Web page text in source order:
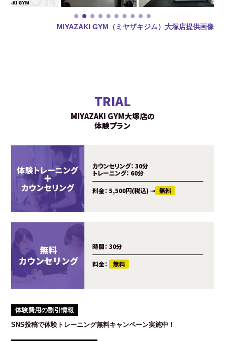
MIYAZAKI GYM（ミヤザキジム）大塚店提供画像
TRIAL
MIYAZAKI GYM大塚店の
体験プラン
カウンセリング： 30分
トレーニング： 60分
料金： 5,500円(税込)⇢ 無料
時間： 30分
料金： 無料
体験費用の割引情報
SNS投稿で体験トレーニング無料キャンペーン実施中！